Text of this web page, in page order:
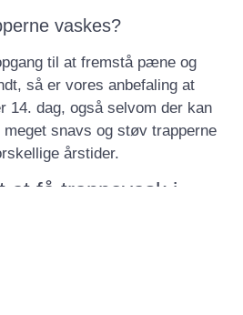
vaskes?
til at fremstå pæne og
så er vores anbefaling at
14. dag, også selvom der kan
snavs og støv trapperne
årstider.
at få trappevask i